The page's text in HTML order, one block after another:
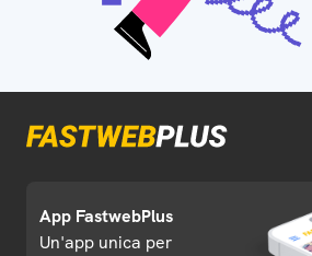
App FastwebPlus
Un'app unica per